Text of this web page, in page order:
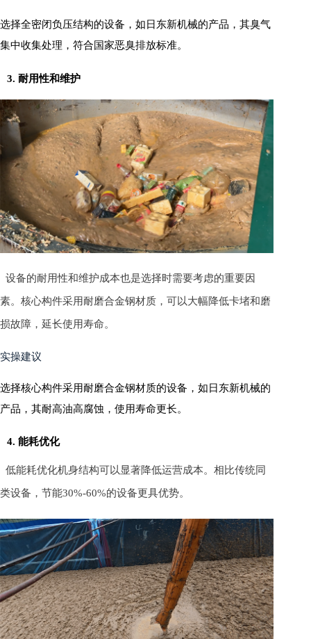
选择全密闭负压结构的设备，如日东新机械的产品，其臭气
集中收集处理，符合国家恶臭排放标准。
3. 耐用性和维护
设备的耐用性和维护成本也是选择时需要考虑的重要因
素。核心构件采用耐磨合金钢材质，可以大幅降低卡堵和磨
损故障，延长使用寿命。
实操建议
选择核心构件采用耐磨合金钢材质的设备，如日东新机械的
产品，其耐高油高腐蚀，使用寿命更长。
4. 能耗优化
低能耗优化机身结构可以显著降低运营成本。相比传统同
类设备，节能30%-60%的设备更具优势。